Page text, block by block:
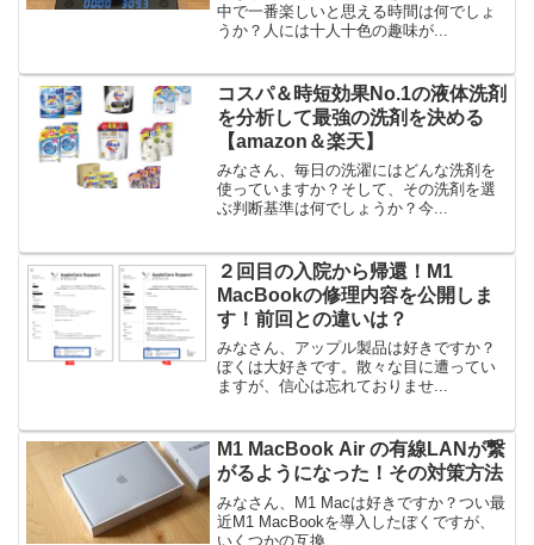
中で一番楽しいと思える時間は何でしょ
うか？人には十人十色の趣味が...
コスパ＆時短効果No.1の液体洗剤
を分析して最強の洗剤を決める
【amazon＆楽天】
みなさん、毎日の洗濯にはどんな洗剤を
使っていますか？そして、その洗剤を選
ぶ判断基準は何でしょうか？今...
２回目の入院から帰還！M1
MacBookの修理内容を公開しま
す！前回との違いは？
みなさん、アップル製品は好きですか？
ぼくは大好きです。散々な目に遭ってい
ますが、信心は忘れておりませ...
M1 MacBook Air の有線LANが繋
がるようになった！その対策方法
みなさん、M1 Macは好きですか？つい最
近M1 MacBookを導入したぼくですが、
いくつかの互換...